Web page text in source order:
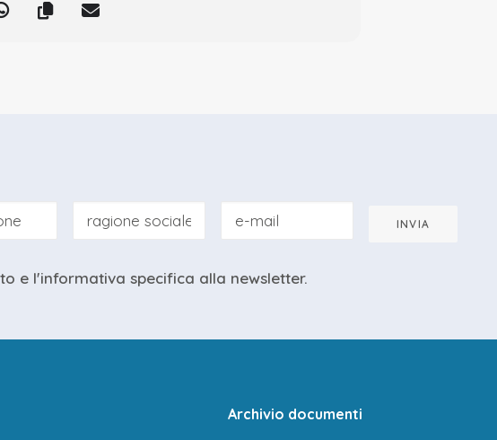
restaurativa estetica, alla protesi fissa, alla
e l'informativa specifica alla newsletter.
INVIA
Archivio documenti